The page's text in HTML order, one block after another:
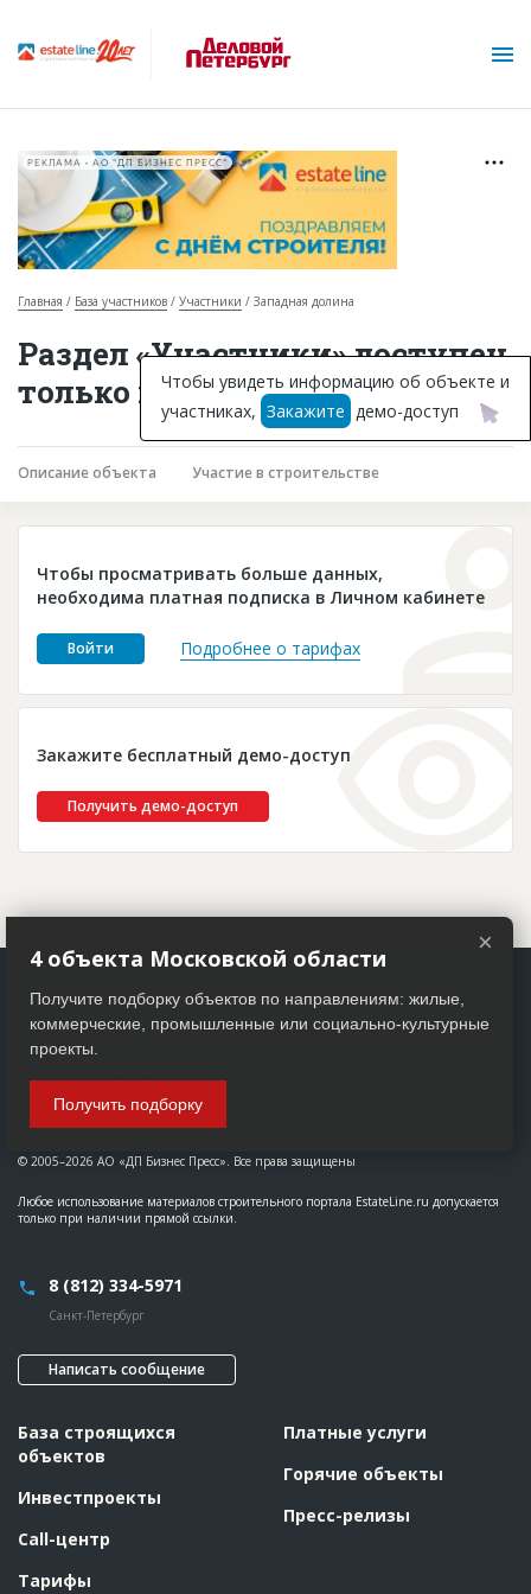
Горячие объекты
База строящихся объектов
Инвестпроекты
Глоссарий
Платные услуги
Пресс-релизы
РЕКЛАМА • АО "ДП БИЗНЕС ПРЕСС"
Главная База участников Участники Западная долина
Раздел «Участники» доступен
только подписчикам
Описание объекта Участие в строительстве
Чтобы просматривать больше данных,
необходима платная подписка в Личном кабинете
Войти Подробнее о тарифах
Закажите бесплатный демо-доступ
Получить демо-доступ
Чтобы увидеть информацию об объекте и
участниках, Закажите демо-доступ
© 2005–2026 АО «ДП Бизнес Пресс». Все права защищены
Любое использование материалов строительного портала EstateLine.ru допускается
только при наличии прямой ссылки.
8 (812) 334-5971
Санкт-Петербург
Написать сообщение
База строящихся
объектов
Инвестпроекты
Call-центр
Тарифы
Платные услуги
Горячие объекты
Пресс-релизы
×
4 объекта Московской области
Получите подборку объектов по направлениям: жилые,
коммерческие, промышленные или социально-культурные
проекты.
Получить подборку